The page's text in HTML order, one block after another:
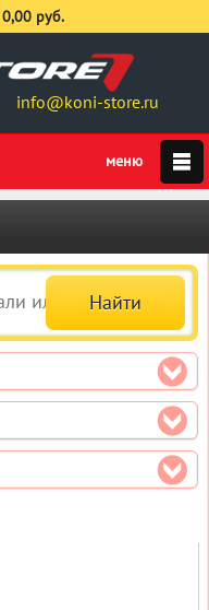
info@koni-store.ru
0,00 руб.